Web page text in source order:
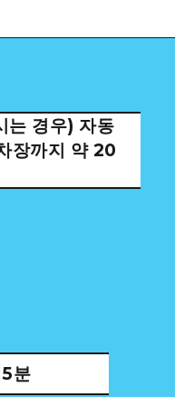
는 경우) 자동
장까지 약 20
분